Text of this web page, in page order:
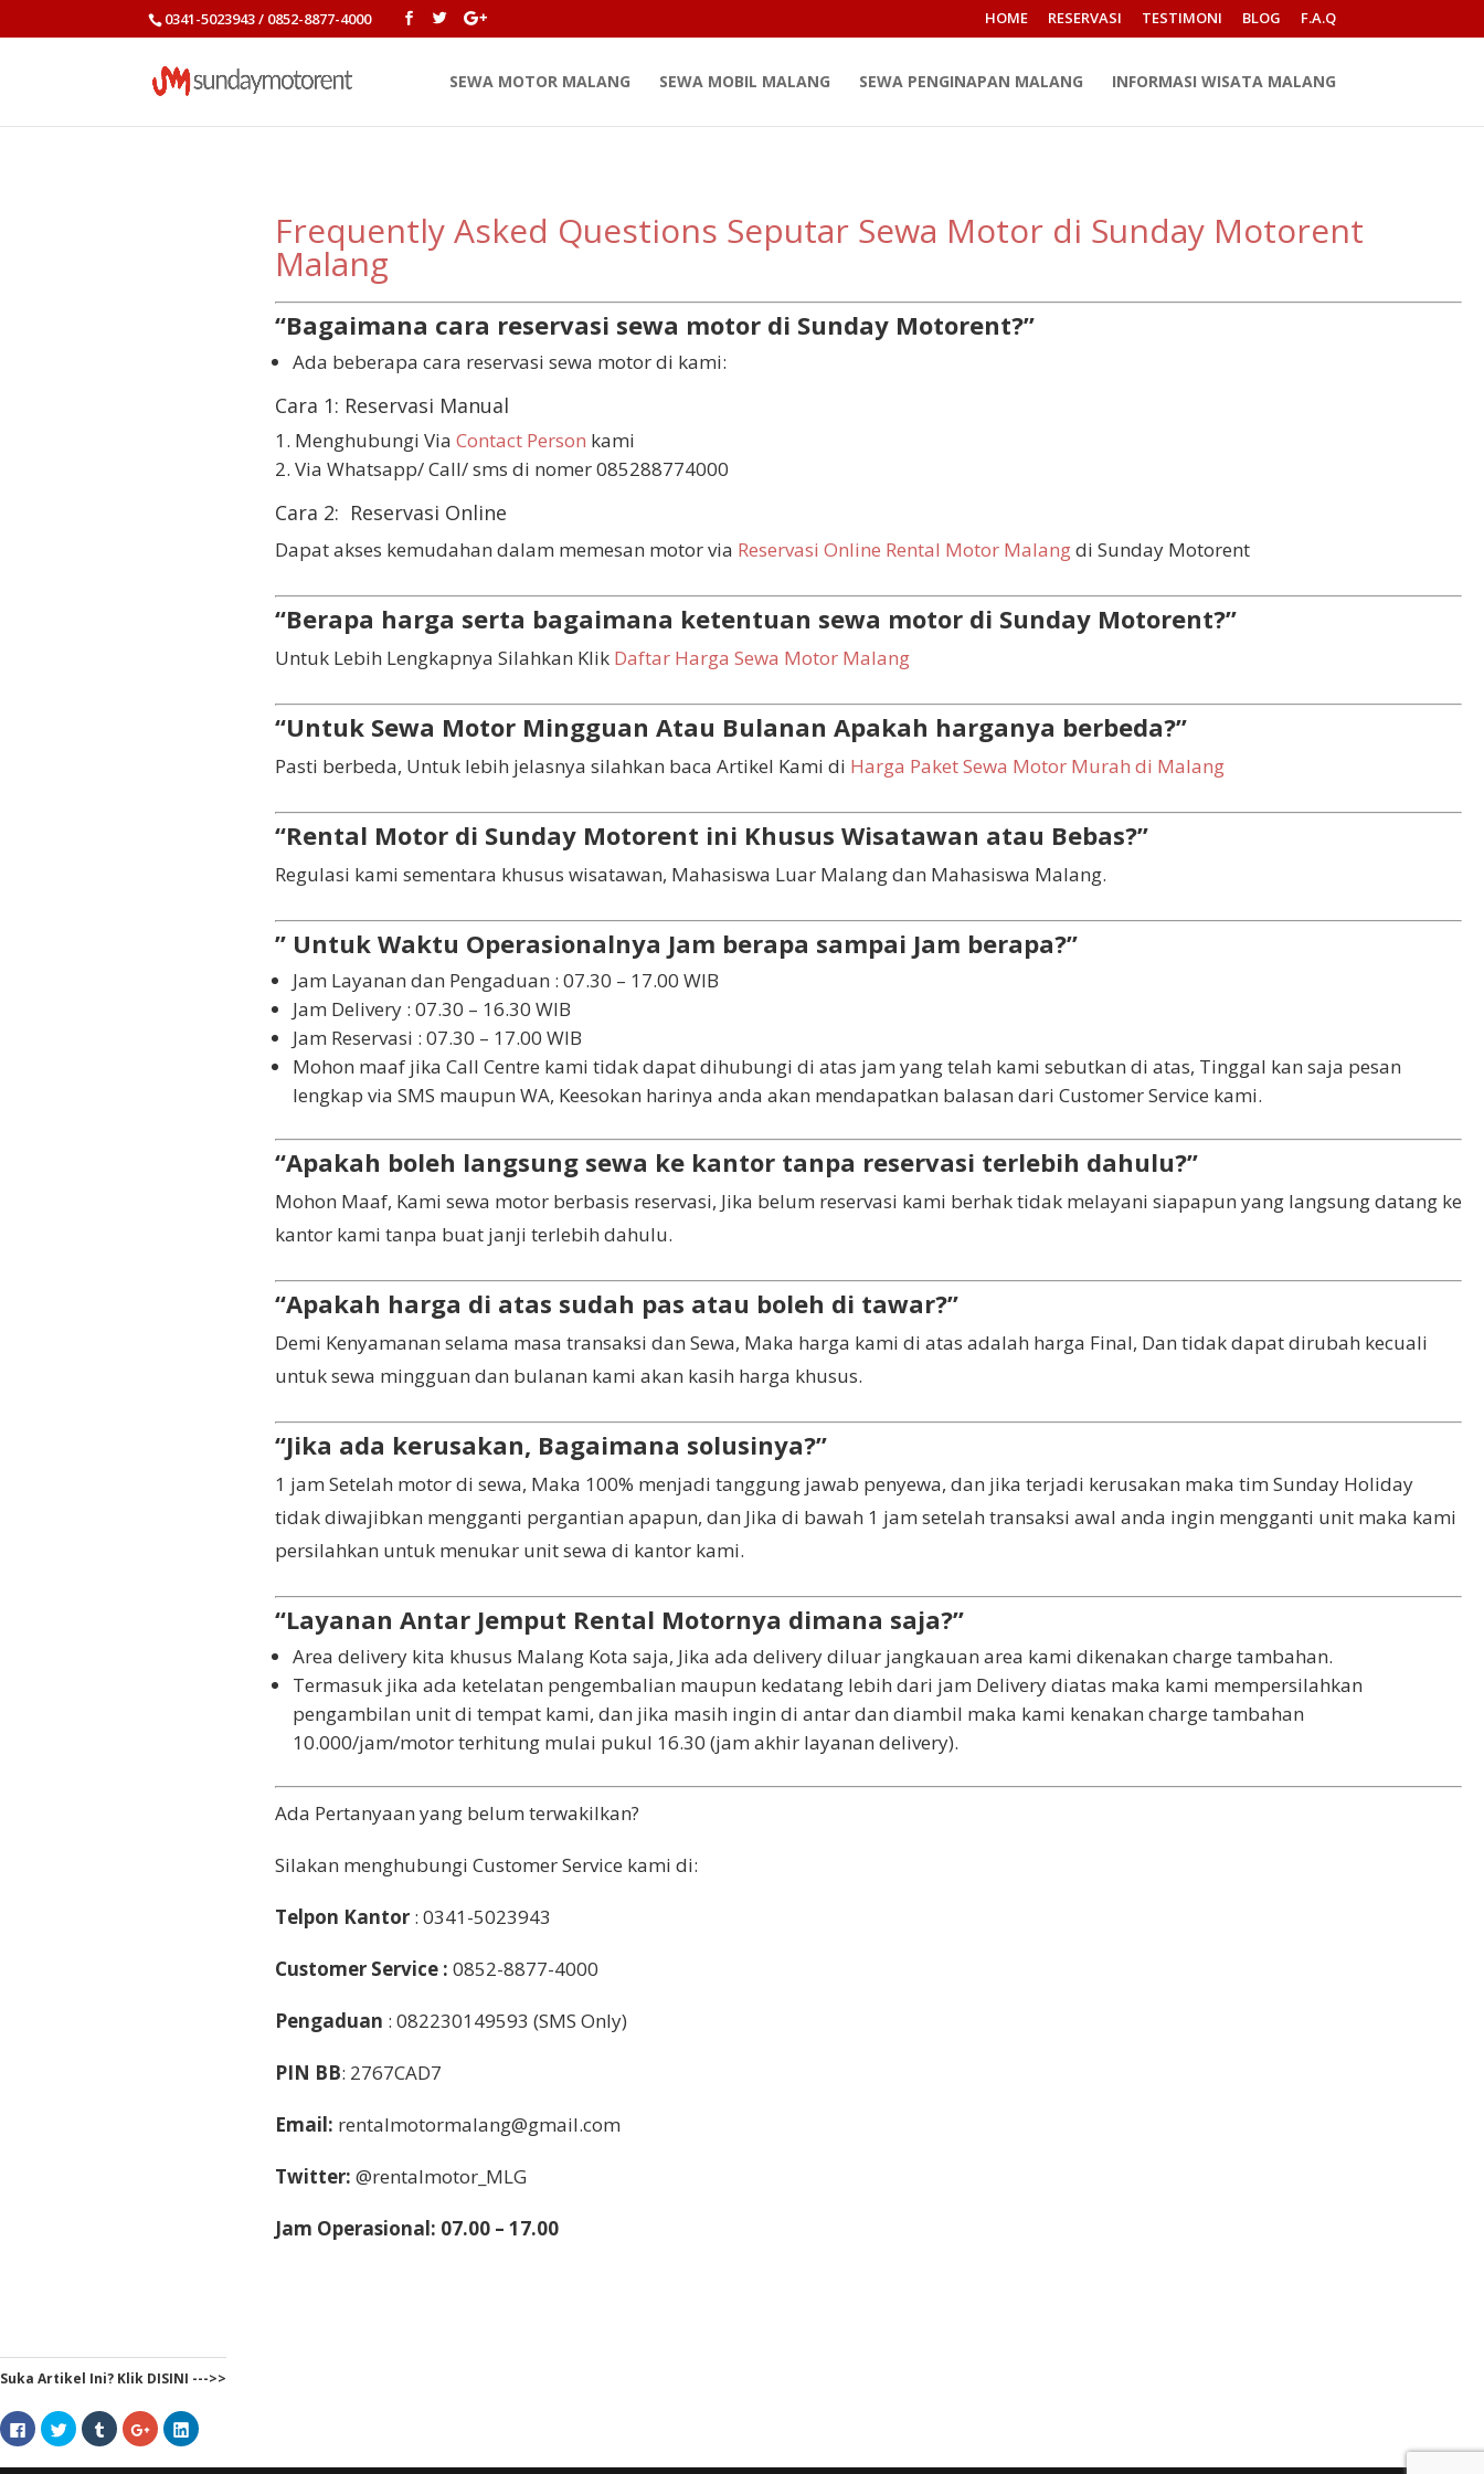
0341-5023943 / 0852-8877-4000 HOME RESERVASI TESTIMONI BLOG F.A.Q
SEWA MOTOR MALANG SEWA MOBIL MALANG SEWA PENGINAPAN MALANG INFORMASI WISATA MALANG
Frequently Asked Questions Seputar Sewa Motor di Sunday Motorent
Malang
“Bagaimana cara reservasi sewa motor di Sunday Motorent?”
Ada beberapa cara reservasi sewa motor di kami:
Cara 1: Reservasi Manual
Menghubungi Via Contact Person kami
Via Whatsapp/ Call/ sms di nomer 085288774000
Cara 2: Reservasi Online
Dapat akses kemudahan dalam memesan motor via Reservasi Online Rental Motor Malangdi Sunday Motorent
“Berapa harga serta bagaimana ketentuan sewa motor di Sunday Motorent?”
Untuk Lebih Lengkapnya Silahkan Klik Daftar Harga Sewa Motor Malang
“Untuk Sewa Motor Mingguan Atau Bulanan Apakah harganya berbeda?”
Pasti berbeda, Untuk lebih jelasnya silahkan baca Artikel Kami di Harga Paket Sewa Motor Murah di Malang
“Rental Motor di Sunday Motorent ini Khusus Wisatawan atau Bebas?”
Regulasi kami sementara khusus wisatawan, Mahasiswa Luar Malang dan Mahasiswa Malang.
” Untuk Waktu Operasionalnya Jam berapa sampai Jam berapa?”
Jam Layanan dan Pengaduan : 07.30 – 17.00 WIB
Jam Delivery : 07.30 – 16.30 WIB
Jam Reservasi : 07.30 – 17.00 WIB
Mohon maaf jika Call Centre kami tidak dapat dihubungi di atas jam yang telah kami sebutkan di atas, Tinggal kan saja pesan
lengkap via SMS maupun WA, Keesokan harinya anda akan mendapatkan balasan dari Customer Service kami.
“Apakah boleh langsung sewa ke kantor tanpa reservasi terlebih dahulu?”
Mohon Maaf, Kami sewa motor berbasis reservasi, Jika belum reservasi kami berhak tidak melayani siapapun yang langsung datang ke
kantor kami tanpa buat janji terlebih dahulu.
“Apakah harga di atas sudah pas atau boleh di tawar?”
Demi Kenyamanan selama masa transaksi dan Sewa, Maka harga kami di atas adalah harga Final, Dan tidak dapat dirubah kecuali
untuk sewa mingguan dan bulanan kami akan kasih harga khusus.
“Jika ada kerusakan, Bagaimana solusinya?”
1 jam Setelah motor di sewa, Maka 100% menjadi tanggung jawab penyewa, dan jika terjadi kerusakan maka tim Sunday Holiday
tidak diwajibkan mengganti pergantian apapun, dan Jika di bawah 1 jam setelah transaksi awal anda ingin mengganti unit maka kami
persilahkan untuk menukar unit sewa di kantor kami.
“Layanan Antar Jemput Rental Motornya dimana saja?”
Area delivery kita khusus Malang Kota saja, Jika ada delivery diluar jangkauan area kami dikenakan charge tambahan.
Termasuk jika ada ketelatan pengembalian maupun kedatang lebih dari jam Delivery diatas maka kami mempersilahkan
pengambilan unit di tempat kami, dan jika masih ingin di antar dan diambil maka kami kenakan charge tambahan
10.000/jam/motor terhitung mulai pukul 16.30 (jam akhir layanan delivery).
Ada Pertanyaan yang belum terwakilkan?
Silakan menghubungi Customer Service kami di:
Telpon Kantor : 0341-5023943
Customer Service : 0852-8877-4000
Pengaduan : 082230149593 (SMS Only)
PIN BB: 2767CAD7
Email: rentalmotormalang@gmail.com
Twitter: @rentalmotor_MLG
Jam Operasional: 07.00 – 17.00
Suka Artikel Ini? Klik DISINI --->>
Click
to
share
on
Click
to
share
on
Click
to
share
on
Click
to
share
on
Click
to
on